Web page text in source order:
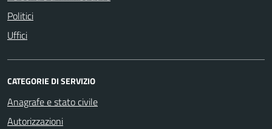
Politici
Uffici
CATEGORIE DI SERVIZIO
Anagrafe e stato civile
Autorizzazioni